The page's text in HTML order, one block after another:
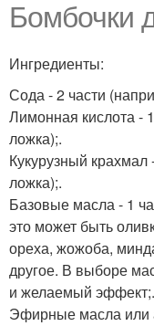
Бомбочки
Ингредиенты:
Сода - 2 части
Лимонная кислота -
ложка);.
Кукурузный крахмал
ложка);.
Базовые масла - 1
это может быть
ореха, жожоба,
другое. В выборе
и желаемый эффект;.
Эфирные масла или